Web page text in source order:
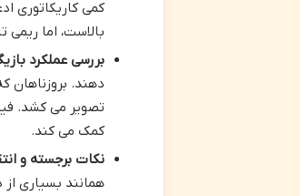
بالاست، اما ریمی
بررسی عملکرد
دهند.
تصویر می کشد.
کمک می کند.
نکات برجسته و
همانند بسیاری